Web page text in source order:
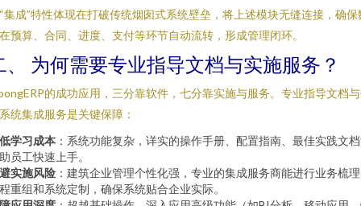
集成”特性体现在打破传统烟囱式系统壁垒，将上述模块无缝连接，确保
预算、合同、进度、支付等环节自动流转，形成管理闭环。
、 为何需要专业指导文档与实施服务？
的成功应用，三分靠软件，七分靠实施与服务。专业指导文档
统集成服务是关键保障：
学习成本 ：系统功能复杂，详实的操作手册、配置指南、最佳实践文
员工快速上手。
实施风险 ：建筑企业管理个性化强，专业的集成服务商能进行业务梳
重组和系统定制，确保系统贴合企业实际。